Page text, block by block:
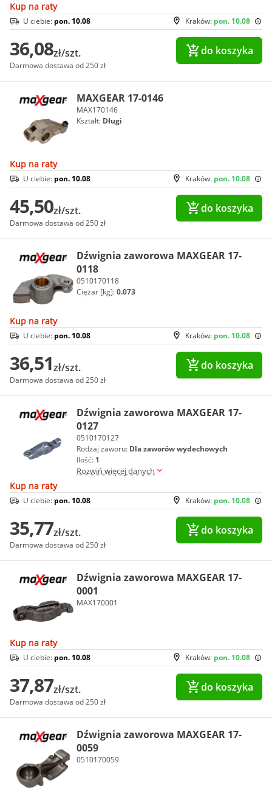
Kup na raty
Kraków: pon. 10.08
U ciebie: pon. 10.08
36,08zł/szt.
Darmowa dostawa od 250 zł
do koszyka
MAXGEAR 17-0146
MAX170146
Kształt: Długi
Kup na raty
Kraków: pon. 10.08
U ciebie: pon. 10.08
45,50zł/szt.
Darmowa dostawa od 250 zł
do koszyka
Dźwignia zaworowa MAXGEAR 17-
0118
0510170118
Ciężar [kg]:0.073
Kup na raty
Kraków: pon. 10.08
U ciebie: pon. 10.08
36,51zł/szt.
Darmowa dostawa od 250 zł
do koszyka
Dźwignia zaworowa MAXGEAR 17-
0127
0510170127
Rodzaj zaworu: Dla zaworów wydechowych
Ilość: 1
Rozwiń więcej danych
Kup na raty
Kraków: pon. 10.08
U ciebie: pon. 10.08
35,77zł/szt.
Darmowa dostawa od 250 zł
do koszyka
Dźwignia zaworowa MAXGEAR 17-
0001
MAX170001
Kup na raty
Kraków: pon. 10.08
U ciebie: pon. 10.08
37,87zł/szt.
Darmowa dostawa od 250 zł
do koszyka
Dźwignia zaworowa MAXGEAR 17-
0059
0510170059